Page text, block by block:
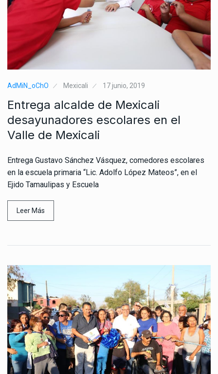
AdMiN_oChO Mexicali 17 junio, 2019
Entrega alcalde de Mexicali
desayunadores escolares en el
Valle de Mexicali
Entrega Gustavo Sánchez Vásquez, comedores escolares
en la escuela primaria “Lic. Adolfo López Mateos”, en el
Ejido Tamaulipas y Escuela
Leer Más